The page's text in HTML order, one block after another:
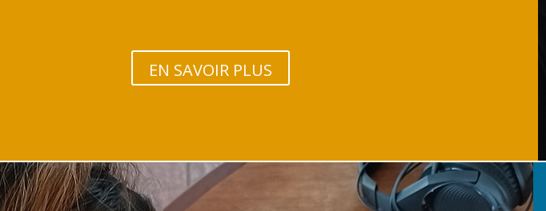
EN SAVOIR PLUS